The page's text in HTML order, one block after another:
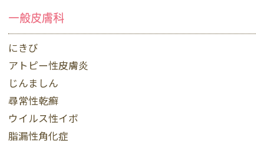
一般皮膚科
にきび
アトピー性皮膚炎
じんましん
尋常性乾癬
ウイルス性イボ
脂漏性角化症